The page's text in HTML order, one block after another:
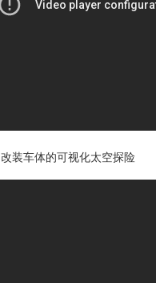
改装车体的可视化太空探险